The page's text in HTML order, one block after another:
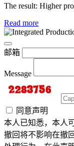
The result: Higher
Read more
邮箱
Message
同意声明
本人已知悉，本人
撤回将不影响在撤